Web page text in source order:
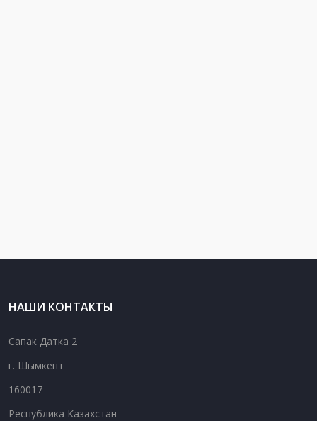
НАШИ КОНТАКТЫ
Сапак Датка 2
г. Шымкент
160017
Республика Казахстан